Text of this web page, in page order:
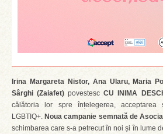
Irina Margareta Nistor, Ana Ularu, Maria
Sârghi (Zaiafet) povestescCU INIMA
călătoria lor spre înțelegerea, acceptarea
LGBTIQ+. Noua campanie semnată de
schimbarea care s-a petrecut în noi și în lume